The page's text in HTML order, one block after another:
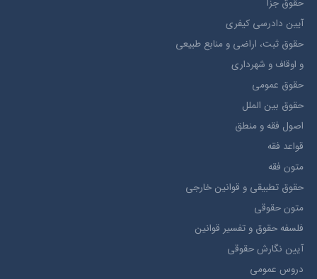
حقوق جزا
آيین دادرسی کیفری
حقوق ثبت، اراضي و منابع طبيعي
و اوقاف و شهرداری
حقوق عمومی
حقوق بين الملل
اصول فقه و منطق
قواعد فقه
متون فقه
حقوق تطبيقي و قوانین خارجی
متون حقوقي
فلسفه حقوق و تفسیر قوانین
آیین نگارش حقوقی
دروس عمومی